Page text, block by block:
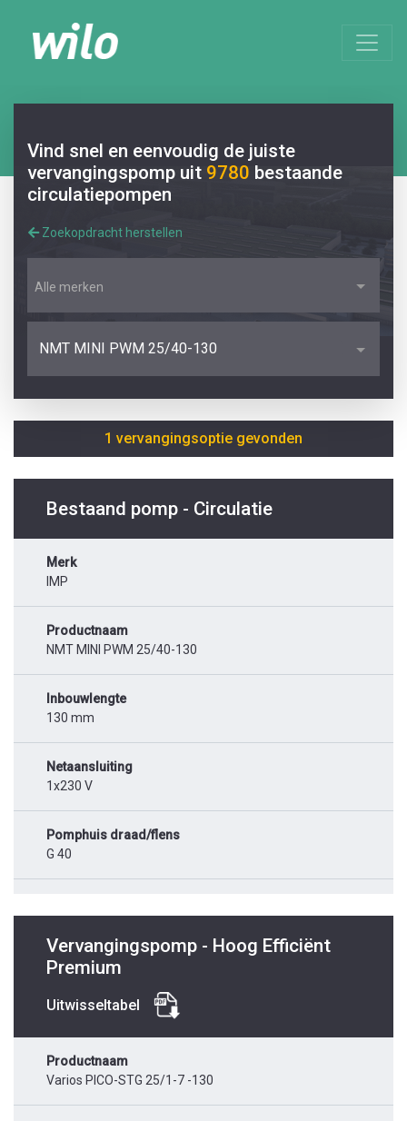
Vind snel en eenvoudig de juiste
vervangingspomp uit 9780 bestaande
circulatiepompen
Zoekopdracht herstellen
Alle merken
NMT MINI PWM 25/40-130
1 vervangingsoptie gevonden
Bestaand pomp - Circulatie
Merk
IMP
Productnaam
NMT MINI PWM 25/40-130
Inbouwlengte
130 mm
Netaansluiting
1x230 V
Pomphuis draad/flens
G 40
Vervangingspomp - Hoog Efficiënt
Premium
Uitwisseltabel
Productnaam
Varios PICO-STG 25/1-7 -130